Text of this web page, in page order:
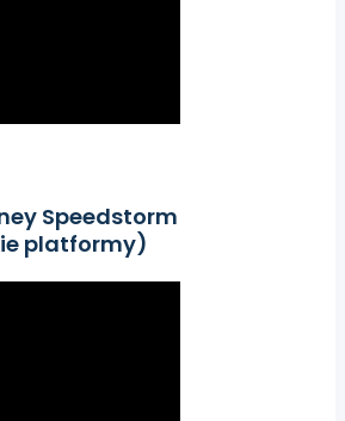
Speedstorm
platformy)